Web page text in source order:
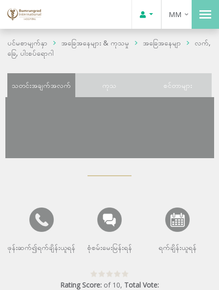
MM
ပင်မစာမျက်နှာ အခြေအနေများ & ကုသမှု အခြေအနေမျာ
လက်,
ခြေ, ပါးစပ်ရောဂါ
သတင်းအချက်အလက် ကုသ စင်တာများ
ဖုန်းဆက်၍ရက်ချိန်းယူရန် စုံစမ်းမေးမြန်းရန် ရက်ချိန်းယူရန်
Rating Score: of 10, Total Vote: